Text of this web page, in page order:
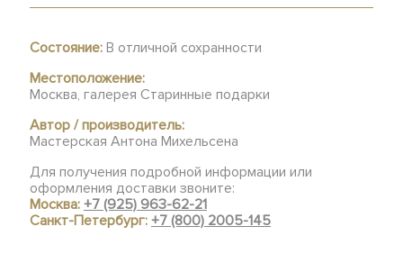
Состояние: В отличной сохранности
Местоположение:
Москва, галерея Старинные подарки
Автор / производитель:
Мастерская Антона Михельсена
Для получения подробной информации или
оформления доставки звоните:
Москва:+7 (925) 963-62-21
Санкт-Петербург:+7 (800) 2005-145